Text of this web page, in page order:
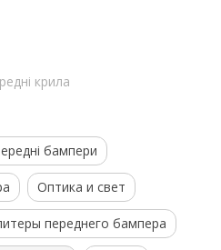
крила
бампери
Оптика и свет
переднего бампера